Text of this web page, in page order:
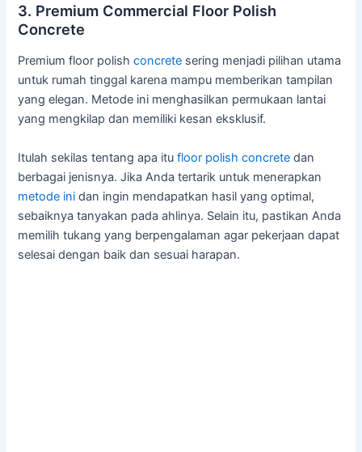
3. Premium Commercial Floor Polish
Concrete
Premium floor polishconcrete sering menjadi pilihan utama
untuk rumah tinggal karena mampu memberikan tampilan
yang elegan. Metode ini menghasilkan permukaan lantai
yang mengkilap dan memiliki kesan eksklusif.
Itulah sekilas tentang apa itufloor polish concrete dan
berbagai jenisnya. Jika Anda tertarik untuk menerapkan
metode ini dan ingin mendapatkan hasil yang optimal,
sebaiknya tanyakan pada ahlinya. Selain itu, pastikan Anda
memilih tukang yang berpengalaman agar pekerjaan dapat
selesai dengan baik dan sesuai harapan.